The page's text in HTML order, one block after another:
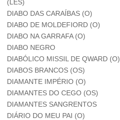
(LES)
DIABO DAS CARAÍBAS (O)
DIABO DE MOLDEFIORD (O)
DIABO NA GARRAFA (O)
DIABO NEGRO
DIABÓLICO MISSIL DE QWARD (O)
DIABOS BRANCOS (OS)
DIAMANTE IMPÉRIO (O)
DIAMANTES DO CEGO (OS)
DIAMANTES SANGRENTOS
DIÁRIO DO MEU PAI (O)